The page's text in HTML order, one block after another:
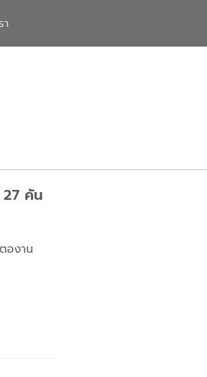
า
27 คัน
องาน